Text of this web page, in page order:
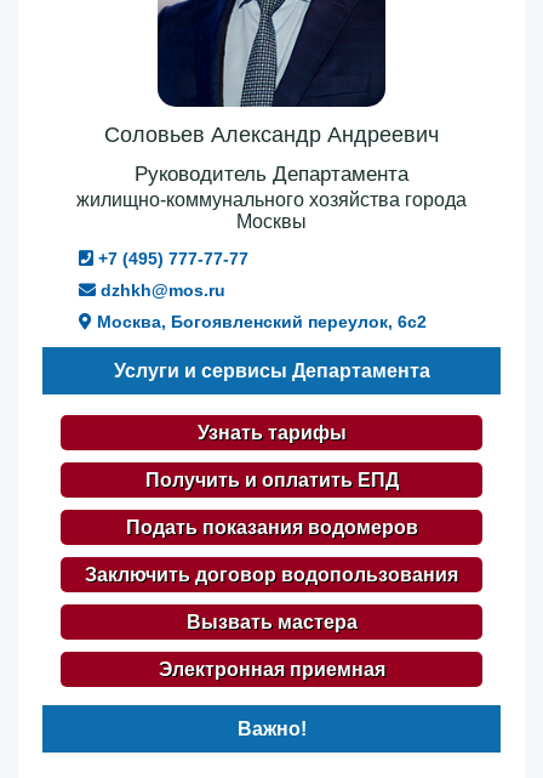
Соловьев Александр Андреевич
Руководитель Департамента
жилищно-коммунального хозяйства города
Москвы
+7 (495) 777-77-77
dzhkh@mos.ru
Москва, Богоявленский переулок, 6с2
Услуги и сервисы Департамента
Узнать тарифы
Получить и оплатить ЕПД
Подать показания водомеров
Заключить договор водопользования
Вызвать мастера
Электронная приемная
Важно!